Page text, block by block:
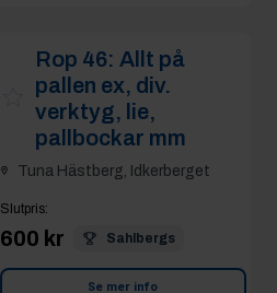
Rop 46: Allt på
pallen ex, div.
verktyg, lie,
pallbockar mm
Tuna Hästberg, Idkerberget
Slutpris:
600 kr Sahlbergs
Se mer info